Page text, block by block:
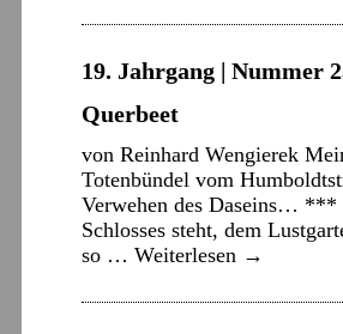
19. Jahrgang | Nummer
Querbeet
von Reinhard Wengierek
Totenbündel vom
Verwehen des Daseins… ***
Schlosses steht, dem
so … Weiterlesen →